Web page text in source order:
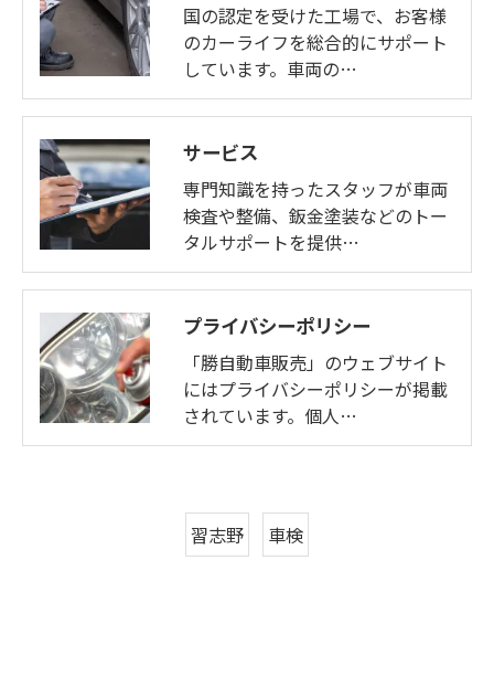
国の認定を受けた工場で、お客様
のカーライフを総合的にサポート
しています。車両の…
サービス
専門知識を持ったスタッフが車両
検査や整備、鈑金塗装などのトー
タルサポートを提供…
プライバシーポリシー
「勝自動車販売」のウェブサイト
にはプライバシーポリシーが掲載
されています。個人…
習志野 車検